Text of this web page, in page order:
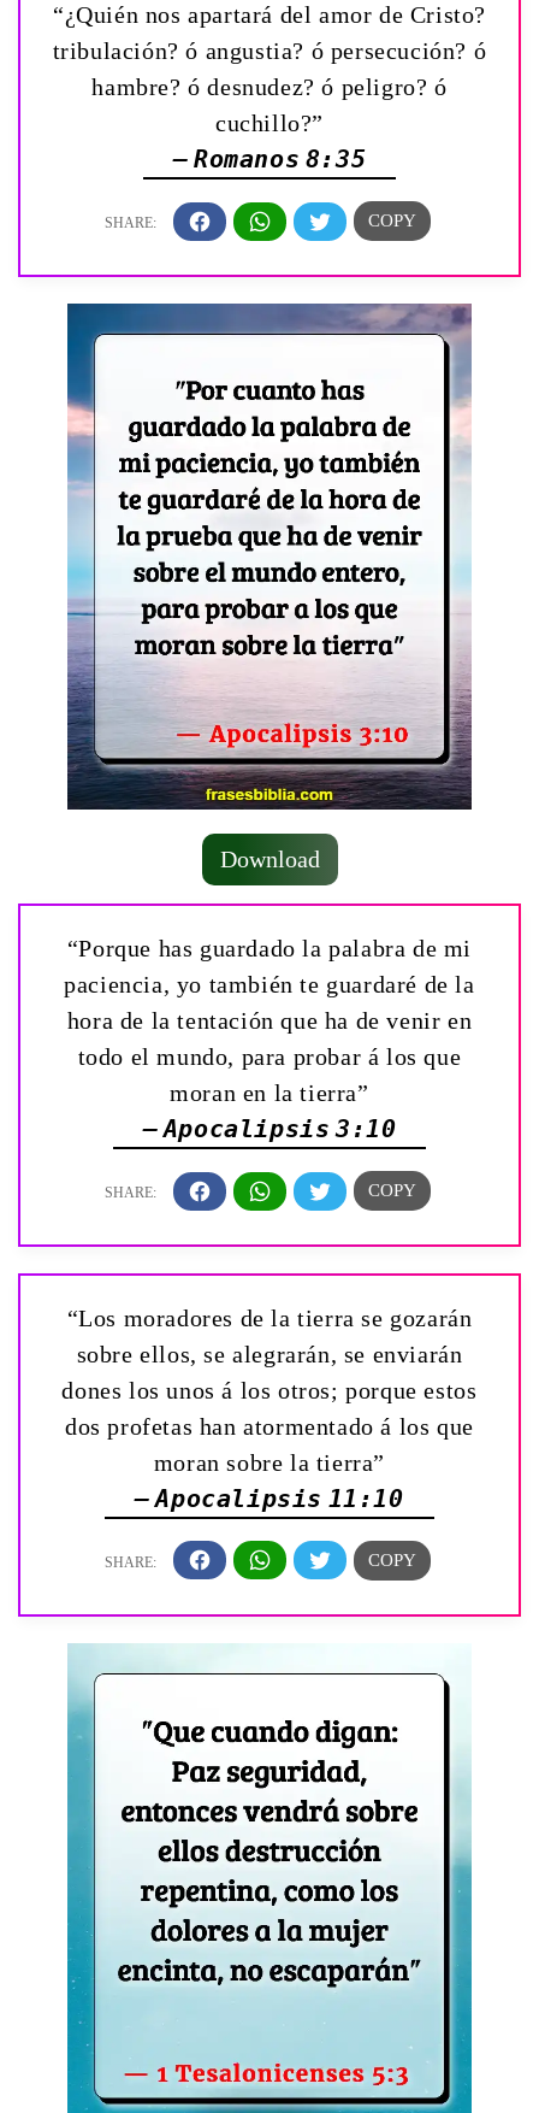
“¿Quién nos apartará del amor de Cristo?
tribulación? ó angustia? ó persecución? ó
hambre? ó desnudez? ó peligro? ó
cuchillo?”
— Romanos 8:35
Download
“Porque has guardado la palabra de mi
paciencia, yo también te guardaré de la
hora de la tentación que ha de venir en
todo el mundo, para probar á los que
moran en la tierra”
— Apocalipsis 3:10
“Los moradores de la tierra se gozarán
sobre ellos, se alegrarán, se enviarán
dones los unos á los otros; porque estos
dos profetas han atormentado á los que
moran sobre la tierra”
— Apocalipsis 11:10